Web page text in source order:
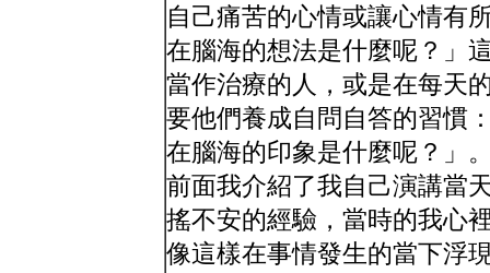
自己痛苦的心情或讓心情有
在腦海的想法是什麼呢？」
當作治療的人，或是在每天
要他們養成自問自答的習慣
在腦海的印象是什麼呢？」
前面我介紹了我自己演講當
搖不安的經驗，當時的我心
像這樣在事情發生的當下浮